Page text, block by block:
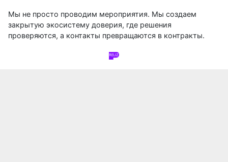
Мы не просто проводим мероприятия. Мы создаем
закрытую экосистему доверия, где решения
проверяются, а контакты превращаются в контракты.